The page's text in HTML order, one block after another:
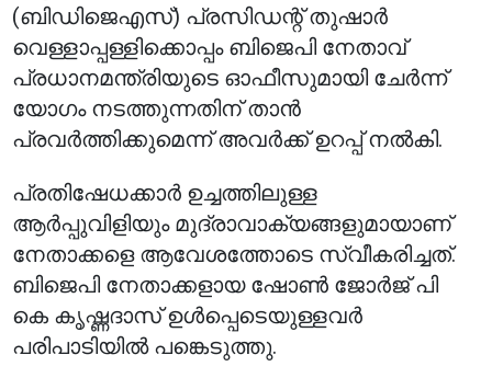
(ബിഡിജെഎസ്) പ്രസിഡന്റ് തുഷാർ
വെള്ളാപ്പള്ളിക്കൊപ്പം ബിജെപി നേതാവ്
പ്രധാനമന്ത്രിയുടെ ഓഫീസുമായി ചേർന്ന്
യോഗം നടത്തുന്നതിന് താൻ
പ്രവർത്തിക്കുമെന്ന് അവർക്ക് ഉറപ്പ് നൽകി.
പ്രതിഷേധക്കാർ ഉച്ചത്തിലുള്ള
ആർപ്പുവിളിയും മുദ്രാവാക്യങ്ങളുമായാണ്
നേതാക്കളെ ആവേശത്തോടെ സ്വീകരിച്ചത്.
ബിജെപി നേതാക്കളായ ഷോൺ ജോർജ് പി
കെ കൃഷ്ണദാസ് ഉൾപ്പെടെയുള്ളവർ
പരിപാടിയിൽ പങ്കെടുത്തു.